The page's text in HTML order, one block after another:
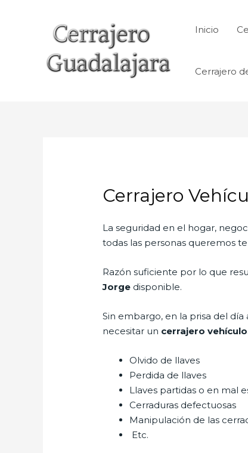
Inicio
Cerrajero
Cerrajero
La seguridad en el hogar,
todas las personas queremos
Razón suficiente por lo que
Jorge disponible.
Sin embargo, en la prisa del
necesitar un cerrajero
Olvido de llaves
Perdida de llaves
Llaves partidas o en mal
Cerraduras defectuosas
Manipulación de las
Etc.